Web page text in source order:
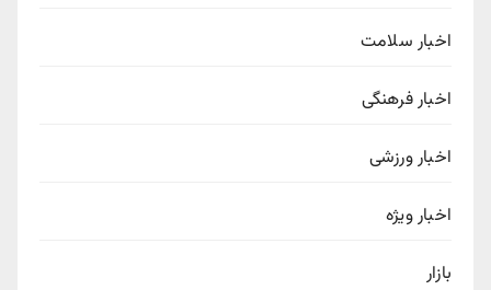
اخبار سلامت
اخبار فرهنگی
اخبار ورزشی
اخبار ویژه
بازار